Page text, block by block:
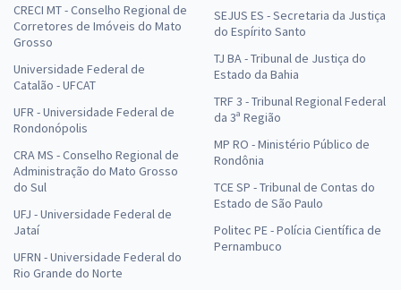
CRECI MT - Conselho Regional de
Corretores de Imóveis do Mato
Grosso
Universidade Federal de
Catalão - UFCAT
UFR - Universidade Federal de
Rondonópolis
CRA MS - Conselho Regional de
Administração do Mato Grosso
do Sul
UFJ - Universidade Federal de
Jataí
UFRN - Universidade Federal do
Rio Grande do Norte
SEJUS ES - Secretaria da Justiça
do Espírito Santo
TJ BA - Tribunal de Justiça do
Estado da Bahia
TRF 3 - Tribunal Regional Federal
da 3ª Região
MP RO - Ministério Público de
Rondônia
TCE SP - Tribunal de Contas do
Estado de São Paulo
Politec PE - Polícia Científica de
Pernambuco